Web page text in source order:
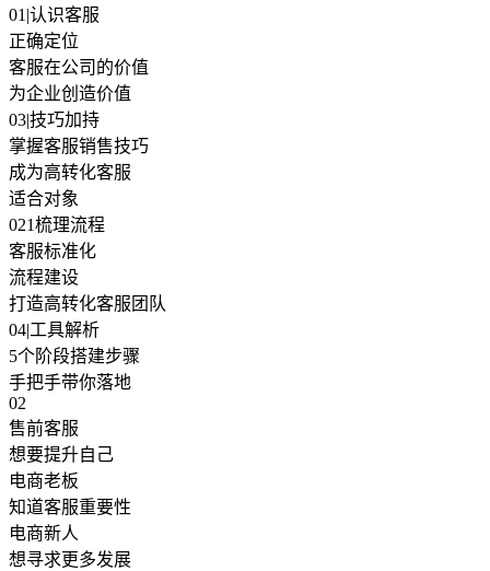
01|认识客服
正确定位
客服在公司的价值
为企业创造价值
03|技巧加持
掌握客服销售技巧
成为高转化客服
适合对象
021梳理流程
客服标准化
流程建设
打造高转化客服团队
04|工具解析
5个阶段搭建步骤
手把手带你落地
02
售前客服
想要提升自己
电商老板
知道客服重要性
电商新人
想寻求更多发展